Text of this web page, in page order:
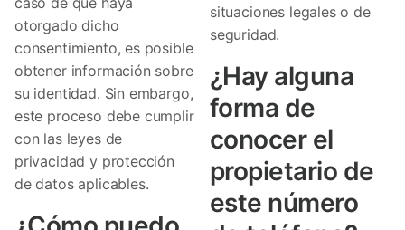
otorgado dicho
consentimiento, es posible
obtener información sobre
su identidad. Sin embargo,
este proceso debe cumplir
con las leyes de
privacidad y protección
de datos aplicables.
situaciones legales o de
seguridad.
¿Hay alguna
forma de
conocer el
propietario de
este número